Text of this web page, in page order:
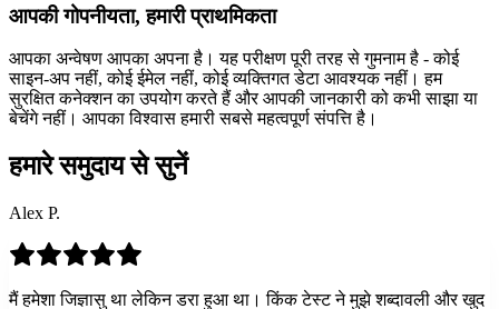
आपकी गोपनीयता, हमारी प्राथमिकता
आपका अन्वेषण आपका अपना है। यह परीक्षण पूरी तरह से गुमनाम है - कोई
साइन-अप नहीं, कोई ईमेल नहीं, कोई व्यक्तिगत डेटा आवश्यक नहीं। हम
सुरक्षित कनेक्शन का उपयोग करते हैं और आपकी जानकारी को कभी साझा या
बेचेंगे नहीं। आपका विश्वास हमारी सबसे महत्वपूर्ण संपत्ति है।
हमारे समुदाय से सुनें
Alex P.
मैं हमेशा जिज्ञासु था लेकिन डरा हुआ था। किंक टेस्ट ने मुझे शब्दावली और खुद